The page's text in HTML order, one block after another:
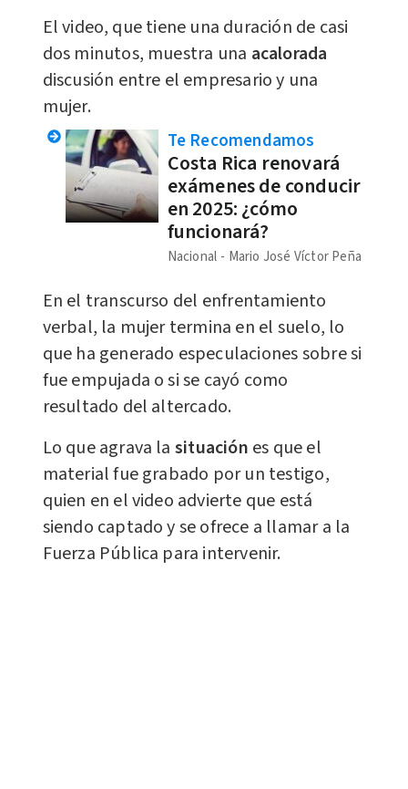
El video, que tiene una duración de casi
dos minutos, muestra una acalorada
discusión entre el empresario y una
mujer.
Te Recomendamos
Costa Rica renovará
exámenes de conducir
en 2025: ¿cómo
funcionará?
Nacional Mario José Víctor Peña
En el transcurso del enfrentamiento
verbal, la mujer termina en el suelo, lo
que ha generado especulaciones sobre si
fue empujada o si se cayó como
resultado del altercado.
Lo que agrava la situación es que el
material fue grabado por un testigo,
quien en el video advierte que está
siendo captado y se ofrece a llamar a la
Fuerza Pública para intervenir.